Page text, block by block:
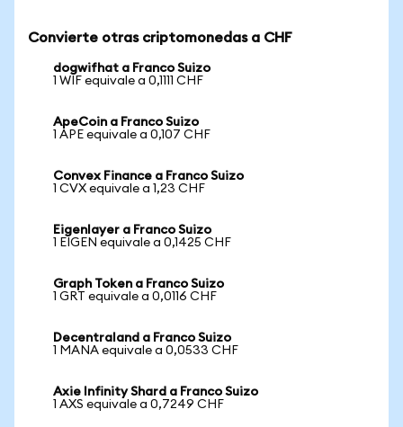
Convierte otras criptomonedas a CHF
dogwifhat a Franco Suizo
1 WIF equivale a 0,1111 CHF
ApeCoin a Franco Suizo
1 APE equivale a 0,107 CHF
Convex Finance a Franco Suizo
1 CVX equivale a 1,23 CHF
Eigenlayer a Franco Suizo
1 EIGEN equivale a 0,1425 CHF
Graph Token a Franco Suizo
1 GRT equivale a 0,0116 CHF
Decentraland a Franco Suizo
1 MANA equivale a 0,0533 CHF
Axie Infinity Shard a Franco Suizo
1 AXS equivale a 0,7249 CHF